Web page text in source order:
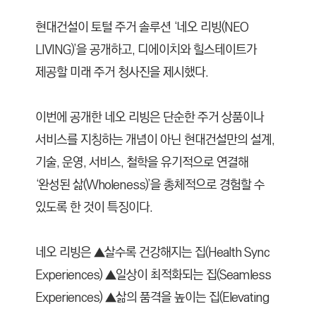
현대건설이 토털 주거 솔루션 ‘네오 리빙(NEO
LIVING)’을 공개하고, 디에이치와 힐스테이트가
제공할 미래 주거 청사진을 제시했다.
이번에 공개한 네오 리빙은 단순한 주거 상품이나
서비스를 지칭하는 개념이 아닌 현대건설만의 설계,
기술, 운영, 서비스, 철학을 유기적으로 연결해
‘완성된 삶(Wholeness)’을 총체적으로 경험할 수
있도록 한 것이 특징이다.
네오 리빙은 ▲살수록 건강해지는 집(Health Sync
Experiences)▲일상이 최적화되는 집(Seamless
Experiences)▲삶의 품격을 높이는 집(Elevating